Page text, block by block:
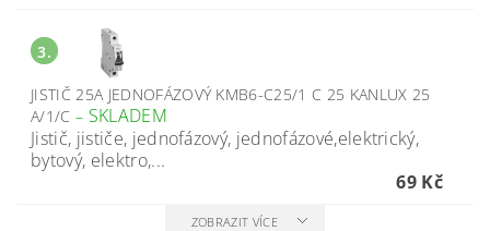
3.
JISTIČ 25A JEDNOFÁZOVÝ KMB6-C25/1 C 25 KANLUX 25
A/1/C– SKLADEM
Jistič, jističe, jednofázový, jednofázové,elektrický,
bytový, elektro,...
69 Kč
ZOBRAZIT VÍCE